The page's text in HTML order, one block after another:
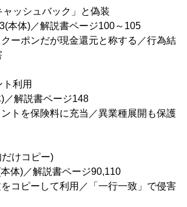
ッシュバック」と偽装
本体)／解説書ページ100～105
ーポンだが現金還元と称する／行為結
利用
／解説書ページ148
トを保険料に充当／異業種展開も保護
けコピー)
体)／解説書ページ90,110
コピーして利用／「一行一致」で侵害